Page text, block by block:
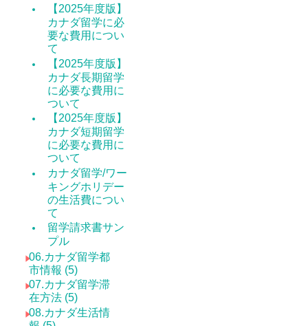
【2025年度版】
カナダ留学に必
要な費用につい
て
【2025年度版】
カナダ長期留学
に必要な費用に
ついて
【2025年度版】
カナダ短期留学
に必要な費用に
ついて
カナダ留学/ワー
キングホリデー
の生活費につい
て
留学請求書サン
プル
06.カナダ留学都
市情報 (5)
07.カナダ留学滞
在方法 (5)
08.カナダ生活情